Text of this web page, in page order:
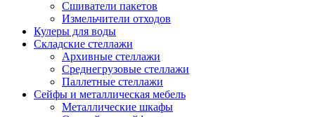
Сшиватели пакетов
Измельчители отходов
Кулеры для воды
Складские стеллажи
Архивные стеллажи
Среднегрузовые стеллажи
Паллетные стеллажи
Сейфы и металлическая мебель
Металлические шкафы